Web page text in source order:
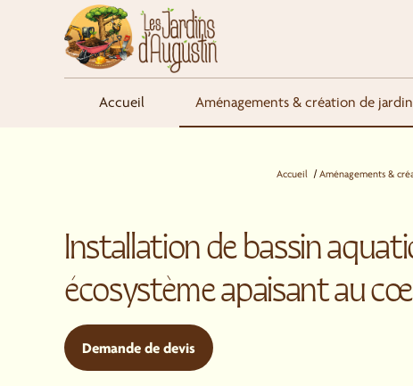
Accueil Aménagements & création de
Accueil Aménagements &
Installation de bassin
écosystème apaisant au
Demande de devis
Panneau de gestion des cookies